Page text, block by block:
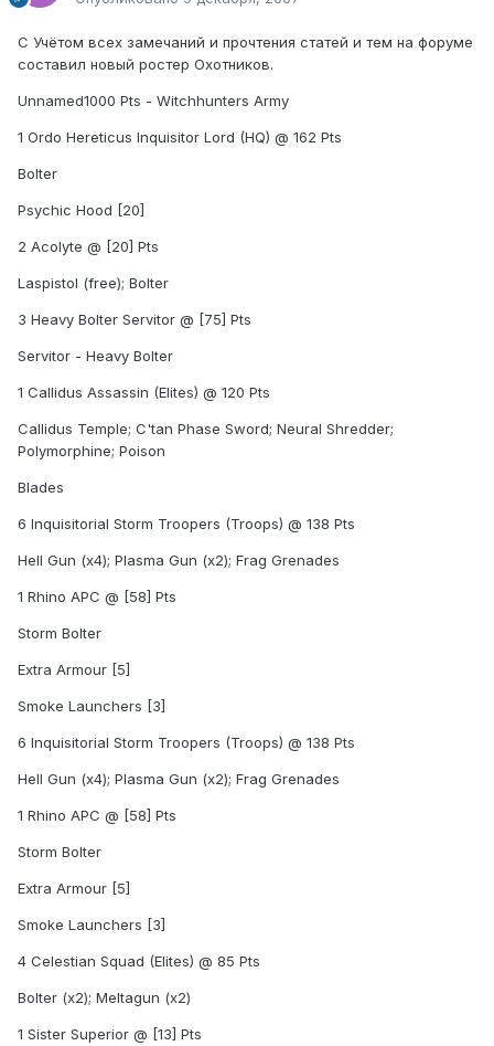
С Учётом всех замечаний и прочтения статей и тем на форуме
составил новый ростер Охотников.
Unnamed1000 Pts - Witchhunters Army
1 Ordo Hereticus Inquisitor Lord (HQ) @ 162 Pts
Bolter
Psychic Hood [20]
2 Acolyte @ [20] Pts
Laspistol (free); Bolter
3 Heavy Bolter Servitor @ [75] Pts
Servitor - Heavy Bolter
1 Callidus Assassin (Elites) @ 120 Pts
Callidus Temple; C'tan Phase Sword; Neural Shredder;
Polymorphine; Poison
Blades
6 Inquisitorial Storm Troopers (Troops) @ 138 Pts
Hell Gun (x4); Plasma Gun (x2); Frag Grenades
1 Rhino APC @ [58] Pts
Storm Bolter
Extra Armour [5]
Smoke Launchers [3]
6 Inquisitorial Storm Troopers (Troops) @ 138 Pts
Hell Gun (x4); Plasma Gun (x2); Frag Grenades
1 Rhino APC @ [58] Pts
Storm Bolter
Extra Armour [5]
Smoke Launchers [3]
4 Celestian Squad (Elites) @ 85 Pts
Bolter (x2); Meltagun (x2)
1 Sister Superior @ [13] Pts